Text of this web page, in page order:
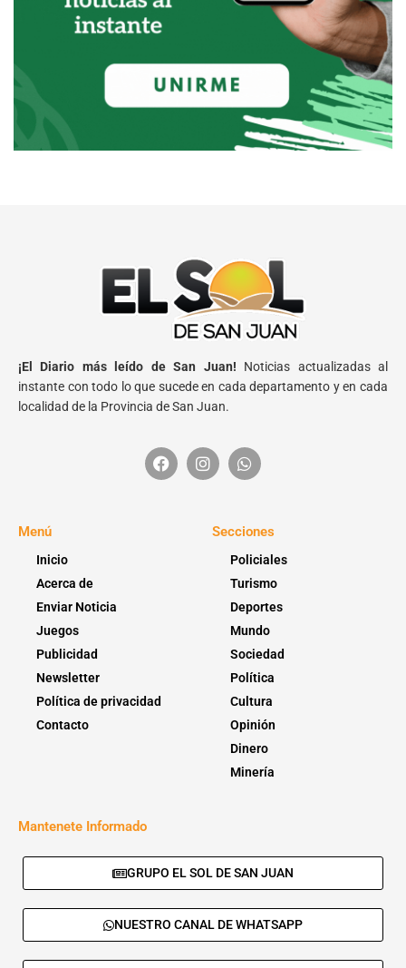
¡El Diario más leído de San Juan! Noticias actualizadas al
instante con todo lo que sucede en cada departamento y en cada
localidad de la Provincia de San Juan.
Menú
Inicio
Acerca de
Enviar Noticia
Juegos
Publicidad
Newsletter
Política de privacidad
Contacto
Secciones
Policiales
Turismo
Deportes
Mundo
Sociedad
Política
Cultura
Opinión
Dinero
Minería
Mantenete Informado
GRUPO EL SOL DE SAN JUAN
NUESTRO CANAL DE WHATSAPP